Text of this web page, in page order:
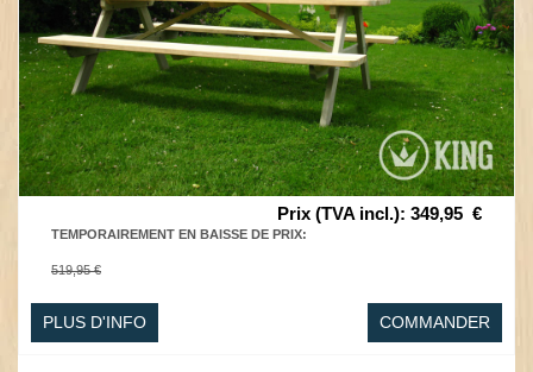
Prix (TVA incl.): 349,95 €
TEMPORAIREMENT EN BAISSE DE PRIX:
519,95 €
PLUS D'INFO COMMANDER